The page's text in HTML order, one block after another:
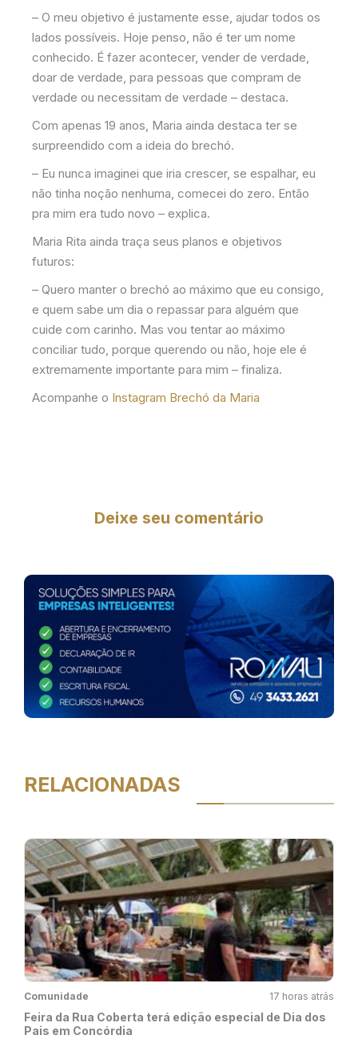
– O meu objetivo é justamente esse, ajudar todos os
lados possíveis. Hoje penso, não é ter um nome
conhecido. É fazer acontecer, vender de verdade,
doar de verdade, para pessoas que compram de
verdade ou necessitam de verdade – destaca.
Com apenas 19 anos, Maria ainda destaca ter se
surpreendido com a ideia do brechó.
– Eu nunca imaginei que iria crescer, se espalhar, eu
não tinha noção nenhuma, comecei do zero. Então
pra mim era tudo novo – explica.
Maria Rita ainda traça seus planos e objetivos
futuros:
– Quero manter o brechó ao máximo que eu consigo,
e quem sabe um dia o repassar para alguém que
cuide com carinho. Mas vou tentar ao máximo
conciliar tudo, porque querendo ou não, hoje ele é
extremamente importante para mim – finaliza.
Acompanhe o Instagram Brechó da Maria
Deixe seu comentário
RELACIONADAS
Comunidade 17 horas atrás
Feira da Rua Coberta terá edição especial de Dia dos
Pais em Concórdia